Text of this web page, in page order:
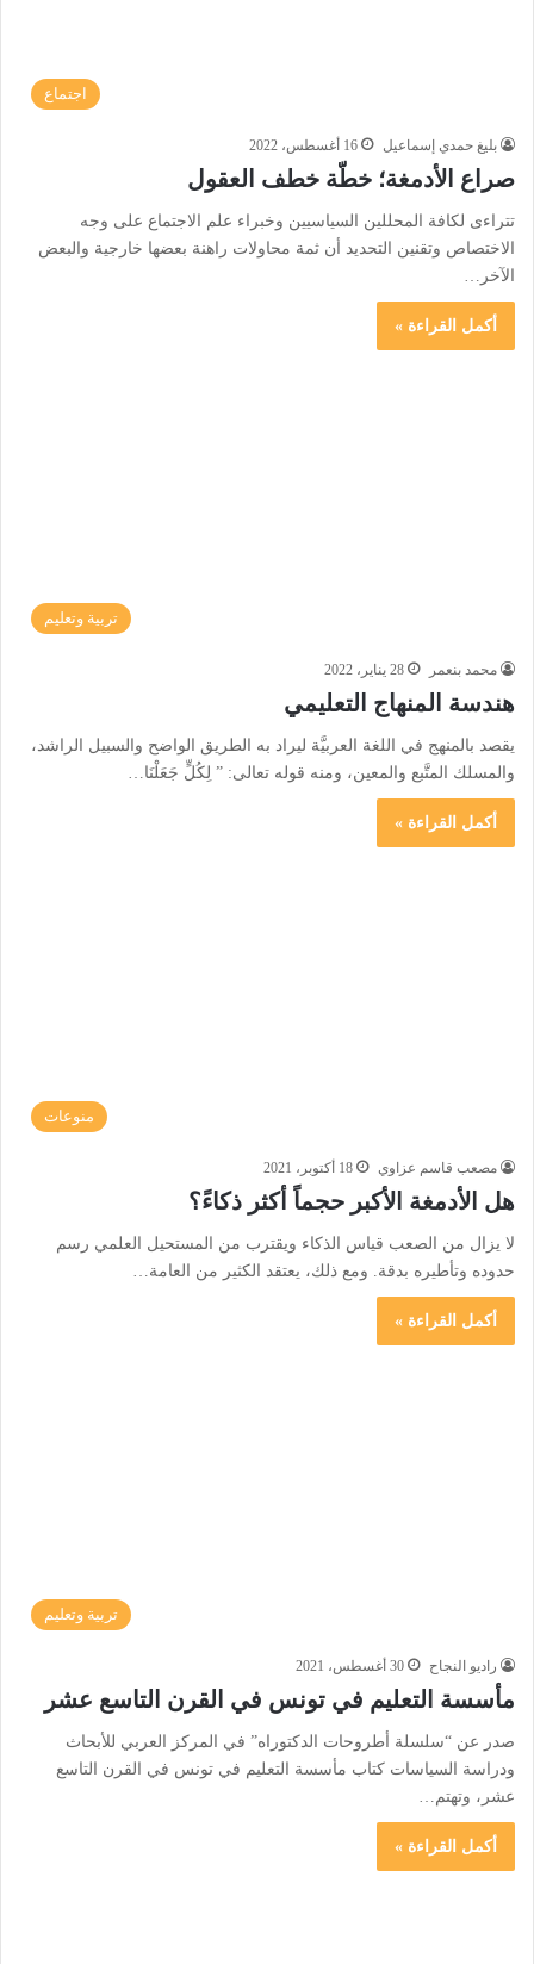
اجتماع
بليغ حمدي إسماعيل 16 أغسطس، 2022
صراع الأدمغة؛ خطّة خطف العقول
تتراءى لكافة المحللين السياسيين وخبراء علم الاجتماع على وجه
الاختصاص وتقنين التحديد أن ثمة محاولات راهنة بعضها خارجية والبعض
الآخر…
أكمل القراءة »
تربية وتعليم
محمد بنعمر 28 يناير، 2022
هندسة المنهاج التعليمي
يقصد بالمنهج في اللغة العربيَّة ليراد به الطريق الواضح والسبيل الراشد،
والمسلك المتَّبع والمعين، ومنه قوله تعالى: ” لِكُلٍّ جَعَلْنَا…
أكمل القراءة »
منوعات
مصعب قاسم عزاوي 18 أكتوبر، 2021
هل الأدمغة الأكبر حجماً أكثر ذكاءً؟
لا يزال من الصعب قياس الذكاء ويقترب من المستحيل العلمي رسم
حدوده وتأطيره بدقة. ومع ذلك، يعتقد الكثير من العامة…
أكمل القراءة »
تربية وتعليم
راديو النجاح 30 أغسطس، 2021
مأسسة التعليم في تونس في القرن التاسع عشر
صدر عن “سلسلة أطروحات الدكتوراه” في المركز العربي للأبحاث
ودراسة السياسات كتاب مأسسة التعليم في تونس في القرن التاسع
عشر، وتهتم…
أكمل القراءة »